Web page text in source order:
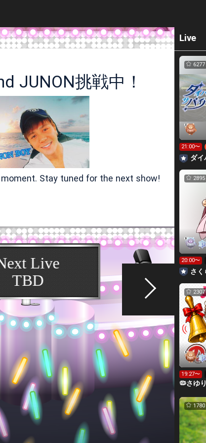
JUNON挑戦中！
Stay tuned for the next show!
Live
6277
21:00〜
2895
20:00〜
2307
19:27〜
1780